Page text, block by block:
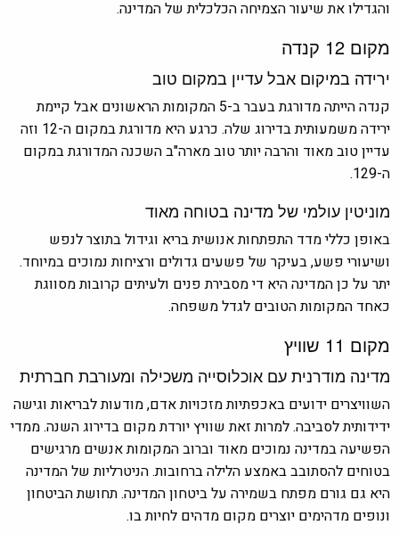
והגדילו את שיעור הצמיחה הכלכלית של המדינה.
מקום 12 קנדה
ירידה במיקום אבל עדיין במקום טוב
קנדה הייתה מדורגת בעבר ב-5 המקומות הראשונים אבל קיימת
ירידה משמעותית בדירוג שלה. כרגע היא מדורגת במקום ה-12 וזה
עדיין טוב מאוד והרבה יותר טוב מארה"ב השכנה המדורגת במקום
ה-129.
מוניטין עולמי של מדינה בטוחה מאוד
באופן כללי מדד התפתחות אנושית בריא וגידול בתוצר לנפש
ושיעורי פשע, בעיקר של פשעים גדולים ורציחות נמוכים במיוחד.
יתר על כן המדינה היא די מסבירת פנים ולעיתים קרובות מסווגת
כאחד המקומות הטובים לגדל משפחה.
מקום 11 שוויץ
מדינה מודרנית עם אוכלוסייה משכילה ומעורבת חברתית
השוויצרים ידועים באכפתיות מזכויות אדם, מודעות לבריאות וגישה
ידידותית לסביבה. למרות זאת שוויץ יורדת מקום בדירוג השנה. ממדי
הפשיעה במדינה נמוכים מאוד וברוב המקומות אנשים מרגישים
בטוחים להסתובב באמצע הלילה ברחובות. הניטרליות של המדינה
היא גם גורם מפתח בשמירה על ביטחון המדינה. תחושת הביטחון
ונופים מדהימים יוצרים מקום מדהים לחיות בו.